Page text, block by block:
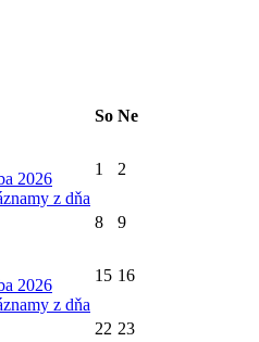
So Ne
2026
z dňa
1 2
8 9
2026
z dňa
15 16
22 23